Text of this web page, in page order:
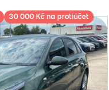
30 000 Kč na protiúčet